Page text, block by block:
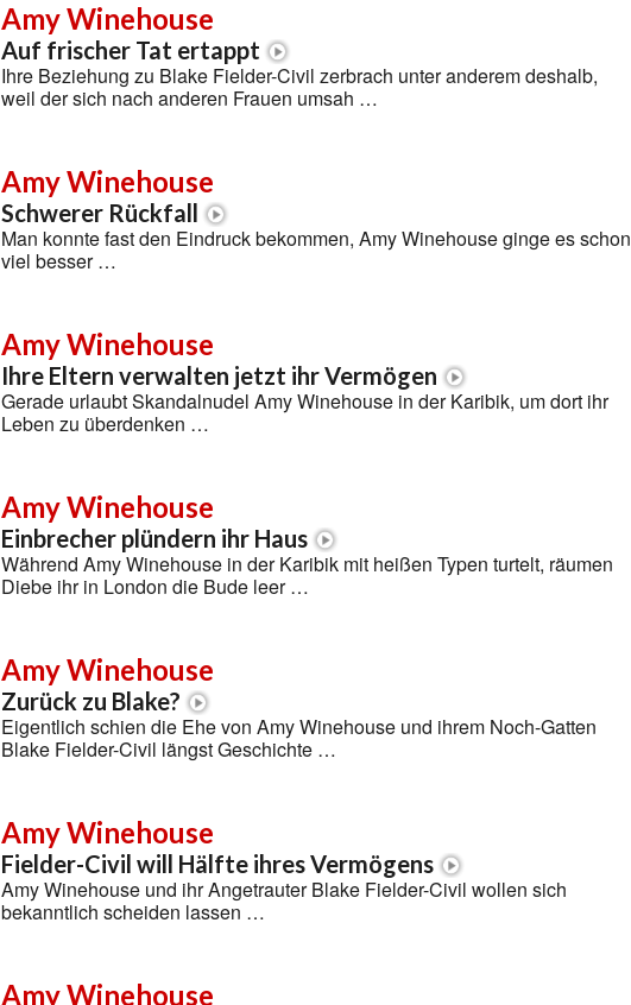
Amy Winehouse
Auf frischer Tat ertappt
Ihre Beziehung zu Blake Fielder-Civil zerbrach unter anderem deshalb,
weil der sich nach anderen Frauen umsah …
Amy Winehouse
Schwerer Rückfall
Man konnte fast den Eindruck bekommen, Amy Winehouse ginge es schon
viel besser …
Amy Winehouse
Ihre Eltern verwalten jetzt ihr Vermögen
Gerade urlaubt Skandalnudel Amy Winehouse in der Karibik, um dort ihr
Leben zu überdenken …
Amy Winehouse
Einbrecher plündern ihr Haus
Während Amy Winehouse in der Karibik mit heißen Typen turtelt, räumen
Diebe ihr in London die Bude leer …
Amy Winehouse
Zurück zu Blake?
Eigentlich schien die Ehe von Amy Winehouse und ihrem Noch-Gatten
Blake Fielder-Civil längst Geschichte …
Amy Winehouse
Fielder-Civil will Hälfte ihres Vermögens
Amy Winehouse und ihr Angetrauter Blake Fielder-Civil wollen sich
bekanntlich scheiden lassen …
Amy Winehouse